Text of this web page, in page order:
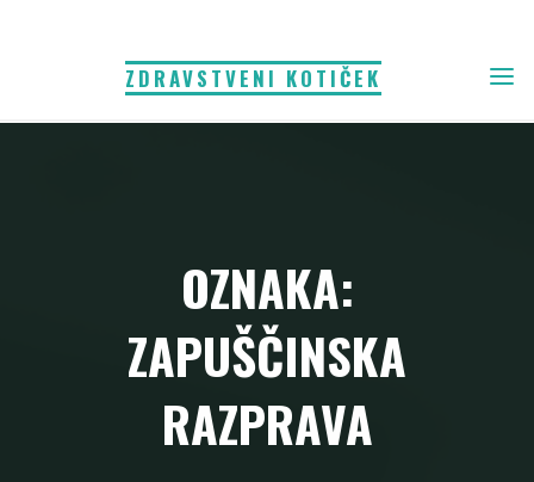
ZDRAVSTVENI KOTIČEK
OZNAKA:
ZAPUŠČINSKA
RAZPRAVA